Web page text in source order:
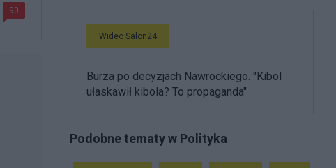
90
Wideo Salon24
Burza po decyzjach Nawrockiego. "Kibol
ułaskawił kibola? To propaganda"
Podobne tematy w Polityka